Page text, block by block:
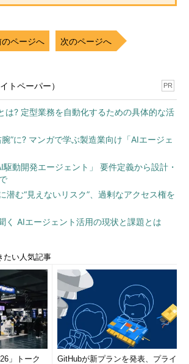
のページへ 次のページへ
トペーパー） PR
は? 定型業務を自動化するための具体的な活
”に? マンガで学ぶ製造業向け「AIエージェ
動開発エージェント」 要件定義から設計・
潜む“見えないリスク”、過剰なアクセス権を
く AIエージェント活用の現状と課題とは
たい人気記事
」トーク
GitHubが新プランを発表、プライ